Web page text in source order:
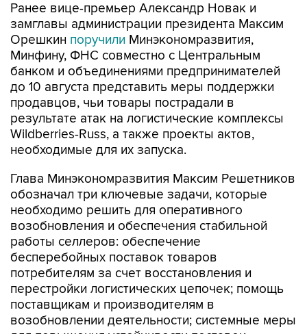
Ранее вице-премьер Александр Новак и
замглавы администрации президента Максим
Орешкин поручили Минэкономразвития,
Минфину, ФНС совместно с Центральным
банком и объединениями предпринимателей
до 10 августа представить меры поддержки
продавцов, чьи товары пострадали в
результате атак на логистические комплексы
Wildberries-Russ, а также проекты актов,
необходимые для их запуска.
Глава Минэкономразвития Максим Решетников
обозначал три ключевые задачи, которые
необходимо решить для оперативного
возобновления и обеспечения стабильной
работы селлеров: обеспечение
бесперебойных поставок товаров
потребителям за счет восстановления и
перестройки логистических цепочек; помощь
поставщикам и производителям в
возобновлении деятельности; системные меры